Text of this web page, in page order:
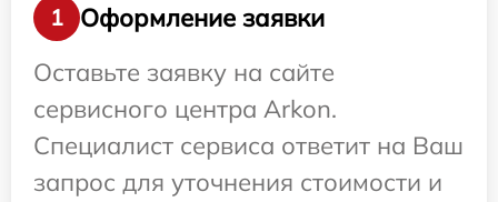
1
Оформление заявки
Оставьте заявку на сайте
сервисного центра Arkon.
Специалист сервиса ответит на Ваш
запрос для уточнения стоимости и